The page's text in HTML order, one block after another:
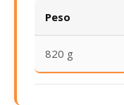
Peso
820 g